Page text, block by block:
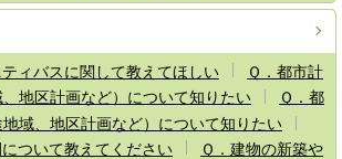
ィバスに関して教えてほしい
Ｑ．都市計
地区計画など）について知りたい
Ｑ．都
域、地区計画など）について知りたい
ついて教えてください
Ｑ．建物の新築や